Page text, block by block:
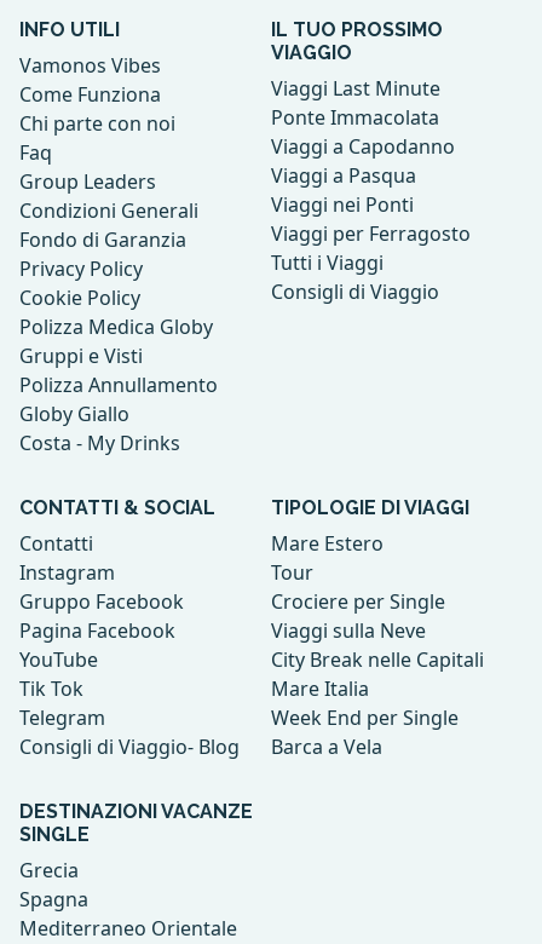
INFO UTILI
Vamonos Vibes
Come Funziona
Chi parte con noi
Faq
Group Leaders
Condizioni Generali
Fondo di Garanzia
Privacy Policy
Cookie Policy
Polizza Medica Globy
Gruppi e Visti
Polizza Annullamento
Globy Giallo
Costa - My Drinks
IL TUO PROSSIMO
VIAGGIO
Viaggi Last Minute
Ponte Immacolata
Viaggi a Capodanno
Viaggi a Pasqua
Viaggi nei Ponti
Viaggi per Ferragosto
Tutti i Viaggi
Consigli di Viaggio
CONTATTI & SOCIAL
Contatti
Instagram
Gruppo Facebook
Pagina Facebook
YouTube
Tik Tok
Telegram
Consigli di Viaggio- Blog
TIPOLOGIE DI VIAGGI
Mare Estero
Tour
Crociere per Single
Viaggi sulla Neve
City Break nelle Capitali
Mare Italia
Week End per Single
Barca a Vela
DESTINAZIONI VACANZE
SINGLE
Grecia
Spagna
Mediterraneo Orientale